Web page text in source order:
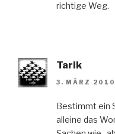
richtige Weg.
Tarik
3. MÄRZ
Bestimmt ein
alleine das